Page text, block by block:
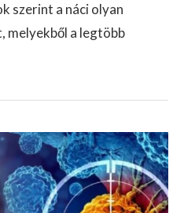
szerint a náci olyan
melyekből a legtöbb